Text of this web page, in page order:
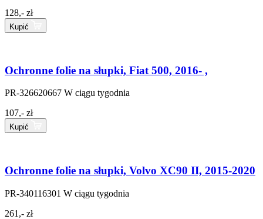
128,- zł
Kupić
Ochronne folie na słupki, Fiat 500, 2016- ,
PR-326620667 W ciągu tygodnia
107,- zł
Kupić
Ochronne folie na słupki, Volvo XC90 II, 2015-2020
PR-340116301 W ciągu tygodnia
261,- zł